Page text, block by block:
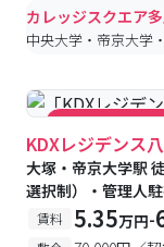
カレッジスクエア
中央大学・帝京大学
#キャンペーン実
KDXレジデンス
大塚・帝京大学駅
選択制）・管理人
賃料 5.35万円-